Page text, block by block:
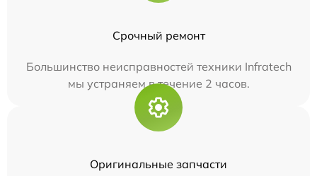
Срочный ремонт
Большинство неисправностей техники Infratech
мы устраняем в течение 2 часов.
Оригинальные запчасти